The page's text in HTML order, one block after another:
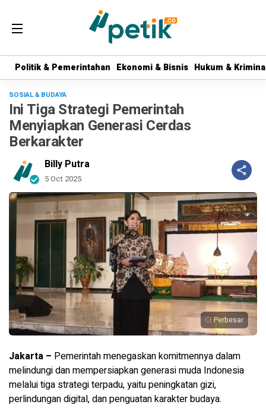
Politik & Pemerintahan Ekonomi & Bisnis Hukum &
Politik & Pemerintahan Ekonomi & Bisnis Hukum &
SOSIAL & BUDAYA
Ini Tiga Strategi Pemerintah
Menyiapkan Generasi Cerdas
Berkarakter
Billy Putra
5 Oct 2025
Perbesar
Jakarta – Pemerintah menegaskan komitmennya dalam
melindungi dan mempersiapkan generasi muda Indonesia
melalui tiga strategi terpadu, yaitu peningkatan gizi,
perlindungan digital, dan penguatan karakter budaya.